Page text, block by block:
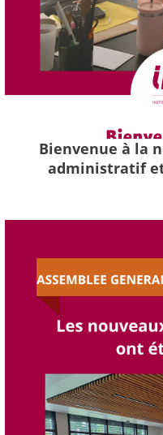
Bienvenue à la
administratif